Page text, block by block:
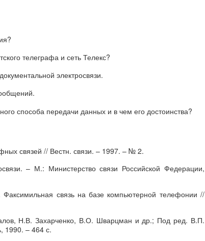
телеграфа и сеть Телекс?
электросвязи.
способа передачи данных и в чем его достоинства?
связей // Вестн. связи. – 1997. – № 2.
– М.: Министерство связи Российской Федерации,
связь на базе компьютерной телефонии //
Н.В. Захарченко, В.О. Шварцман и др.; Под ред. В.П.
1990. – 464 с.